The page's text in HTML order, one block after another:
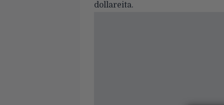
dollareita.